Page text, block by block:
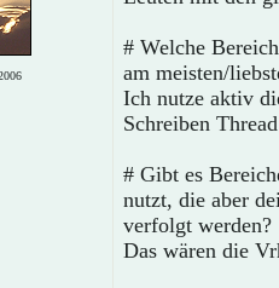
# Welche
am meisten/
Ich nutze aktiv
Schreiben
# Gibt es
nutzt, die aber
verfolgt werden?
Das wären die